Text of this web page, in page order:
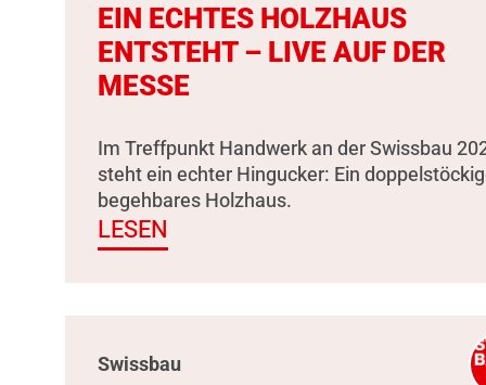
EIN ECHTES HOLZHAUS
ENTSTEHT – LIVE AUF DER
MESSE
Im Treffpunkt Handwerk an der Swissbau
steht ein echter Hingucker: Ein
begehbares Holzhaus.
LESEN
Swissbau